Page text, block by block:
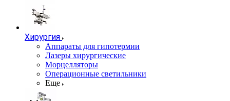
Хирургия
Аппараты для гипотермии
Лазеры хирургические
Морцелляторы
Операционные светильники
Еще